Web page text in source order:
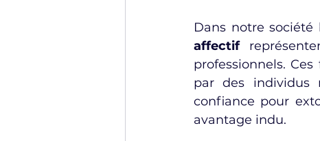
Dans notre
affectif
professionnels.
par des individus
confiance pour
avantage indu.